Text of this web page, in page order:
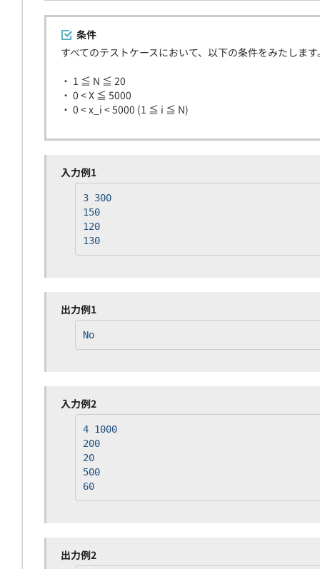
条件
すべてのテストケースにおいて、以下の条件をみたします
・ 1 ≦ N ≦ 20
・ 0 < X ≦ 5000
・ 0 < x_i < 5000 (1 ≦ i ≦ N)
入力例1
3 300
150
120
130
出力例1
No
入力例2
4 1000
200
20
500
60
出力例2